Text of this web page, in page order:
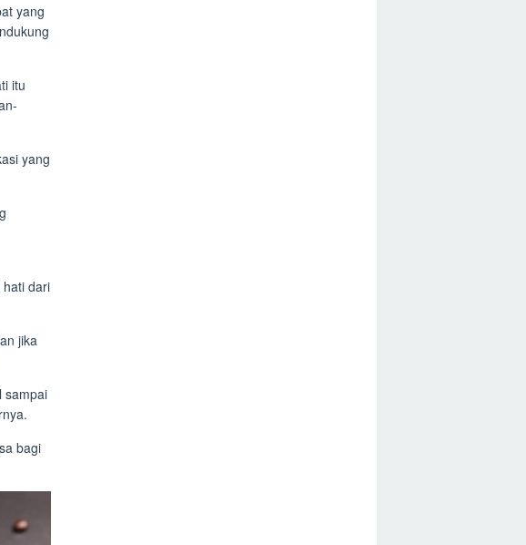
yang
itu
yang
dari
jika
sampai
bagi